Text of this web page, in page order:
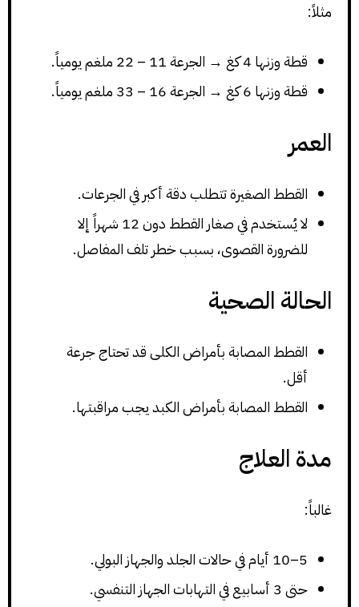
مثلاً:
قطة وزنها 4 كغ → الجرعة 11 – 22 ملغم يومياً.
قطة وزنها 6 كغ → الجرعة 16 – 33 ملغم يومياً.
العمر
القطط الصغيرة تتطلب دقة أكبر في الجرعات.
لا يُستخدم في صغار القطط دون 12 شهراً إلا
للضرورة القصوى، بسبب خطر تلف المفاصل.
الحالة الصحية
القطط المصابة بأمراض الكلى قد تحتاج جرعة
أقل.
القطط المصابة بأمراض الكبد يجب مراقبتها.
مدة العلاج
غالباً:
5–10 أيام في حالات الجلد والجهاز البولي.
حتى 3 أسابيع في التهابات الجهاز التنفسي.